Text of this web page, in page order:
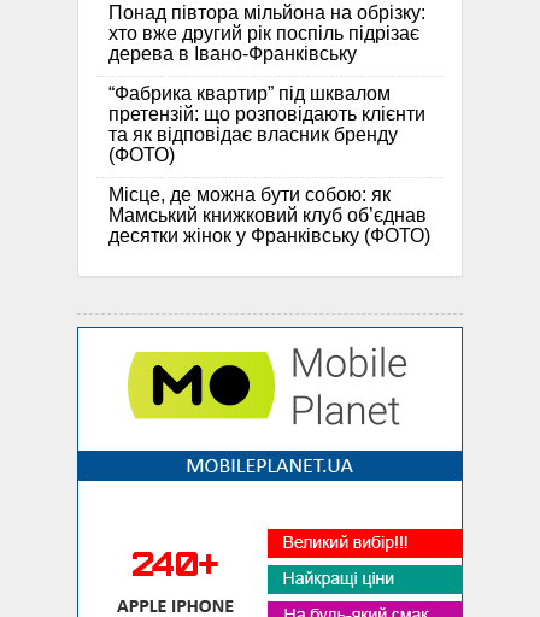
Понад півтора мільйона на обрізку:
хто вже другий рік поспіль підрізає
дерева в Івано-Франківську
“Фабрика квартир” під шквалом
претензій: що розповідають клієнти
та як відповідає власник бренду
(ФОТО)
Місце, де можна бути собою: як
Мамський книжковий клуб об’єднав
десятки жінок у Франківську (ФОТО)